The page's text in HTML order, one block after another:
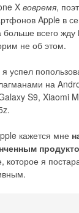
Xвовремя,
Apple в
больше всего
не об этом.
успел
на
S9, Xiaomi
кажется мне
которое я